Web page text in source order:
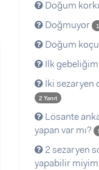
Doğum
Doğmuyor
Doğum koçu
İlk
İki sezaryen
2 Yanıt
Lösante
yapan var mı?
2 sezaryen
yapabilir